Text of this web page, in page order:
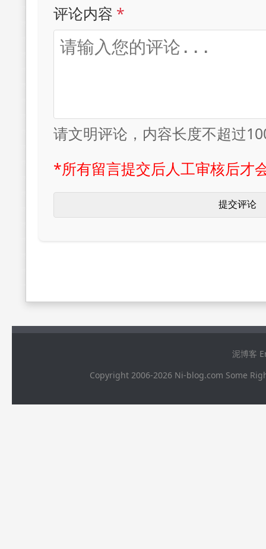
评论内容 *
请文明评论，内容长度不超过
*所有留言提交后人工审核后才
泥博客
Copyright 2006-2026 Ni-blog.com Some